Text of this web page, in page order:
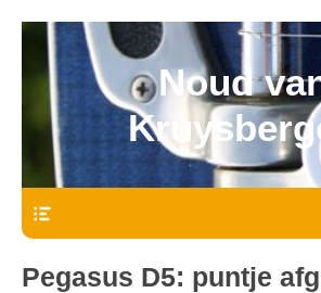
Noud
Pegasus D5: puntje